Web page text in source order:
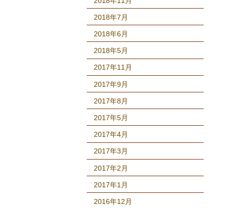
2018年7月
2018年6月
2018年5月
2017年11月
2017年9月
2017年8月
2017年5月
2017年4月
2017年3月
2017年2月
2017年1月
2016年12月